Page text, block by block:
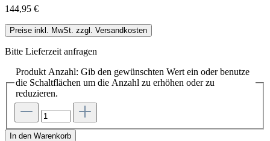
144,95 €
Preise inkl. MwSt. zzgl. Versandkosten
Bitte Lieferzeit anfragen
Produkt Anzahl: Gib den gewünschten Wert ein oder benutze
die Schaltflächen um die Anzahl zu erhöhen oder zu
reduzieren.
In den Warenkorb